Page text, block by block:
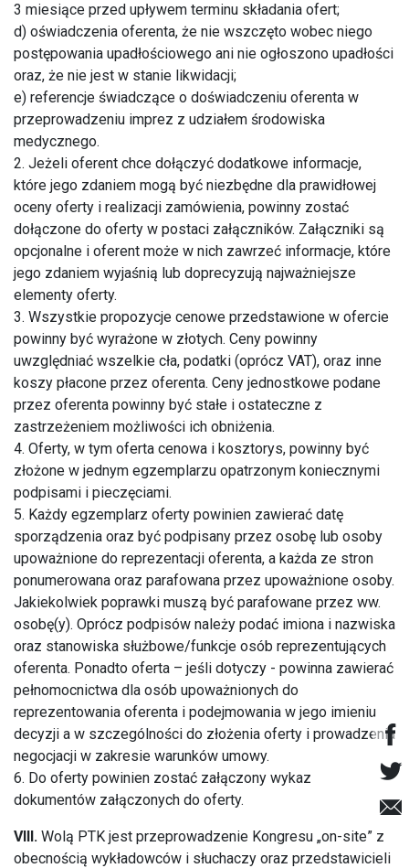
3 miesiące przed upływem terminu składania ofert;
d) oświadczenia oferenta, że nie wszczęto wobec niego
postępowania upadłościowego ani nie ogłoszono upadłości
oraz, że nie jest w stanie likwidacji;
e) referencje świadczące o doświadczeniu oferenta w
przeprowadzeniu imprez z udziałem środowiska
medycznego.
2. Jeżeli oferent chce dołączyć dodatkowe informacje,
które jego zdaniem mogą być niezbędne dla prawidłowej
oceny oferty i realizacji zamówienia, powinny zostać
dołączone do oferty w postaci załączników. Załączniki są
opcjonalne i oferent może w nich zawrzeć informacje, które
jego zdaniem wyjaśnią lub doprecyzują najważniejsze
elementy oferty.
3. Wszystkie propozycje cenowe przedstawione w ofercie
powinny być wyrażone w złotych. Ceny powinny
uwzględniać wszelkie cła, podatki (oprócz VAT), oraz inne
koszy płacone przez oferenta. Ceny jednostkowe podane
przez oferenta powinny być stałe i ostateczne z
zastrzeżeniem możliwości ich obniżenia.
4. Oferty, w tym oferta cenowa i kosztorys, powinny być
złożone w jednym egzemplarzu opatrzonym koniecznymi
podpisami i pieczęciami.
5. Każdy egzemplarz oferty powinien zawierać datę
sporządzenia oraz być podpisany przez osobę lub osoby
upoważnione do reprezentacji oferenta, a każda ze stron
ponumerowana oraz parafowana przez upoważnione osoby.
Jakiekolwiek poprawki muszą być parafowane przez ww.
osobę(y). Oprócz podpisów należy podać imiona i nazwiska
oraz stanowiska służbowe/funkcje osób reprezentujących
oferenta. Ponadto oferta – jeśli dotyczy - powinna zawierać
pełnomocnictwa dla osób upoważnionych do
reprezentowania oferenta i podejmowania w jego imieniu
decyzji a w szczególności do złożenia oferty i prowadzenia
negocjacji w zakresie warunków umowy.
6. Do oferty powinien zostać załączony wykaz
dokumentów załączonych do oferty.
VIII. Wolą PTK jest przeprowadzenie Kongresu „on-site” z
obecnością wykładowców i słuchaczy oraz przedstawicieli